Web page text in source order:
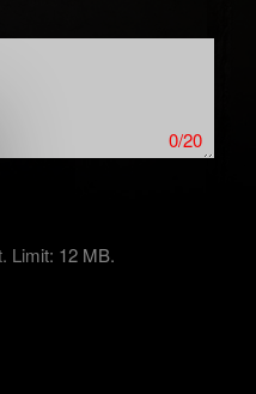
0/20
Limit: 12 MB.